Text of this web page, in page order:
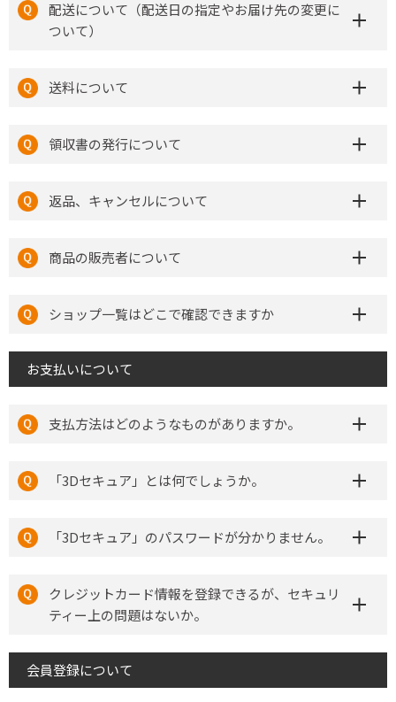
配送について（配送日の指定やお届け先の変更に
ついて）
送料について
領収書の発行について
返品、キャンセルについて
商品の販売者について
ショップ一覧はどこで確認できますか
お支払いについて
支払方法はどのようなものがありますか。
「3Dセキュア」とは何でしょうか。
「3Dセキュア」のパスワードが分かりません。
クレジットカード情報を登録できるが、セキュリ
ティー上の問題はないか。
会員登録について